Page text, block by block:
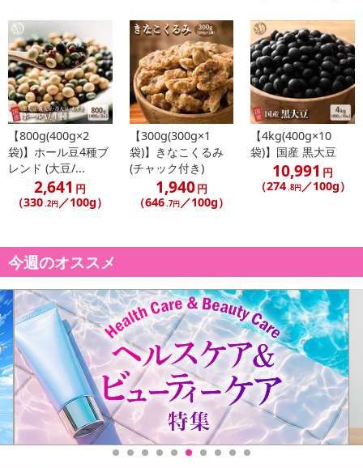
【800g(400g×2
袋)】ホール豆4種ブ
レンド (大豆/...
2,641 円
（330.2円／100g）
【300g(300g×1
袋)】きなこくるみ
(チャック付き)
1,940円
（646.7円／100g）
【4kg(400g×10
袋)】国産 黒大豆
10,991 円
（274.8円／100g）
今週のオススメ